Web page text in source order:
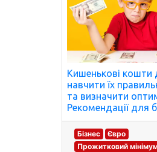
Кишенькові кошти
навчити їх
та визначити
Рекомендації для
Бізнес
Євро
Прожитковий